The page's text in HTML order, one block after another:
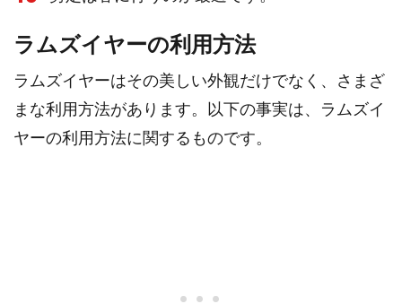
ラムズイヤーの利用方法
ラムズイヤーはその美しい外観だけでなく、さまざ
まな利用方法があります。以下の事実は、ラムズイ
ヤーの利用方法に関するものです。